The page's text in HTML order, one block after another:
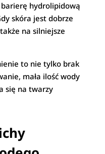
hydrolipidową
skóra jest dobrze
na silniejsze
to nie tylko brak
mała ilość wody
się na twarzy